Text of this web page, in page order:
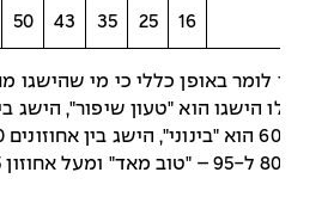
25
35
43
50
57